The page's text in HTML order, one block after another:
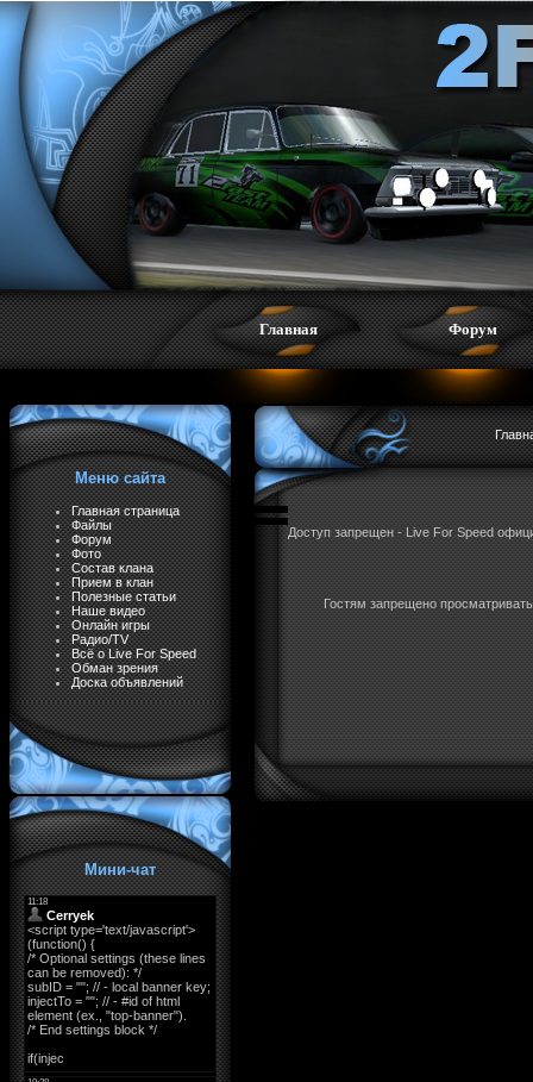
Главная Форум
Меню сайта
Главная страница
Файлы
Форум
Фото
Состав клана
Прием в клан
Полезные статьи
Наше видео
Онлайн игры
Радио/TV
Всё о Live For Speed
Обман зрения
Доска объявлений
Мини-чат
Доступ запрещен - Live For Speed
Гостям запрещено